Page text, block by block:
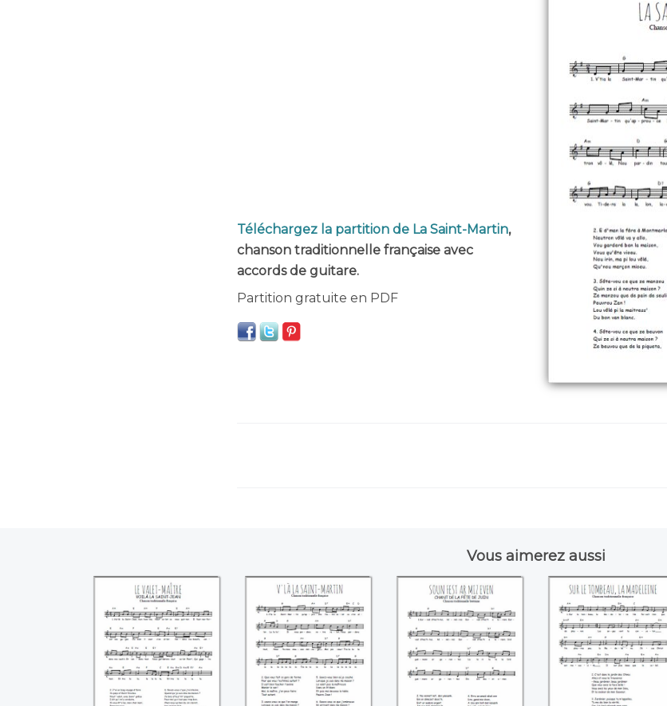
Téléchargez la partition de La Saint-Martin,
chanson traditionnelle française avec
accords de guitare.
Partition gratuite en PDF
Vous aimerez aussi
Le valet-maître ou
Voilà la Saint-Jean
V'là la Saint-Martin
Soun fest ar miz
even, Chant de la
fête de juin
Sur le tombeau, la
Madeleine